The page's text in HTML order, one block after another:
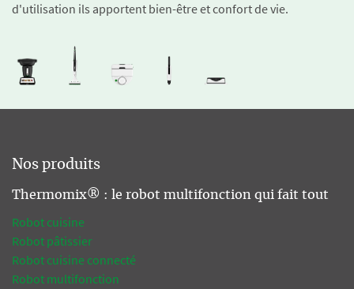
d'utilisation ils apportent bien-être et confort de vie.
Nos produits
Thermomix® : le robot multifonction qui fait tout
Robot cuisine
Robot pâtissier
Robot cuisine connecté
Robot multifonction